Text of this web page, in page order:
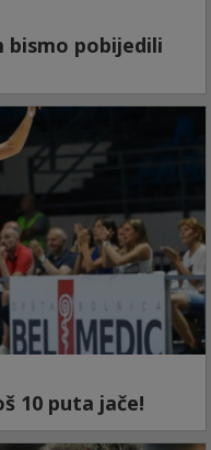
bismo pobijedili
10 puta jače!